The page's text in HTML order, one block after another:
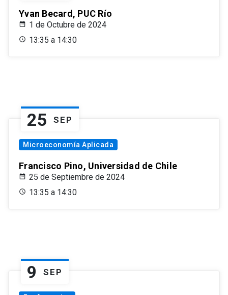
Yvan Becard, PUC Río
1 de Octubre de 2024
13:35 a 14:30
25 SEP
Microeconomía Aplicada
Francisco Pino, Universidad de Chile
25 de Septiembre de 2024
13:35 a 14:30
9 SEP